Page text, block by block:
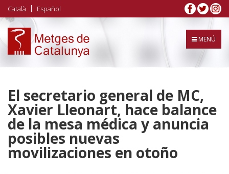
Pasar
al
contenido
principal
Català Español
MENÚ
El secretario general de MC,
Xavier Lleonart, hace balance
de la mesa médica y anuncia
posibles nuevas
movilizaciones en otoño